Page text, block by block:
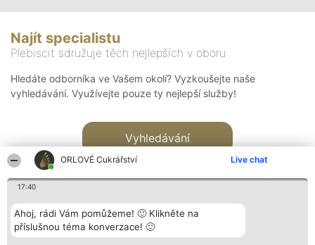
ORLOVÉ Cukrářství Live chat
17:40
Ahoj, rádi Vám pomůžeme! 🙂 Klikněte na
příslušnou téma konverzace! 🙂
Najít specialistu
Plebiscit sdružuje těch nejlepších v oboru
Hledáte odborníka ve Vašem okolí? Vyzkoušejte naše
vyhledávání. Využívejte pouze ty nejlepší služby!
Vyhledávání